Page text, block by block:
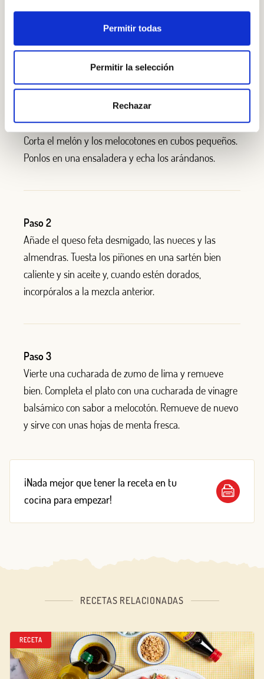
Permitir todas
Permitir la selección
Rechazar
Nueces en grano, origen California
Añadir al carrito
Paso 1
Corta el melón y los melocotones en cubos pequeños.
Ponlos en una ensaladera y echa los arándanos.
Paso 2
Añade el queso feta desmigado, las nueces y las
almendras. Tuesta los piñones en una sartén bien
caliente y sin aceite y, cuando estén dorados,
incorpóralos a la mezcla anterior.
Paso 3
Vierte una cucharada de zumo de lima y remueve
bien. Completa el plato con una cucharada de vinagre
balsámico con sabor a melocotón. Remueve de nuevo
y sirve con unas hojas de menta fresca.
¡Nada mejor que tener la receta en tu
cocina para empezar!
RECETAS RELACIONADAS
RECETA